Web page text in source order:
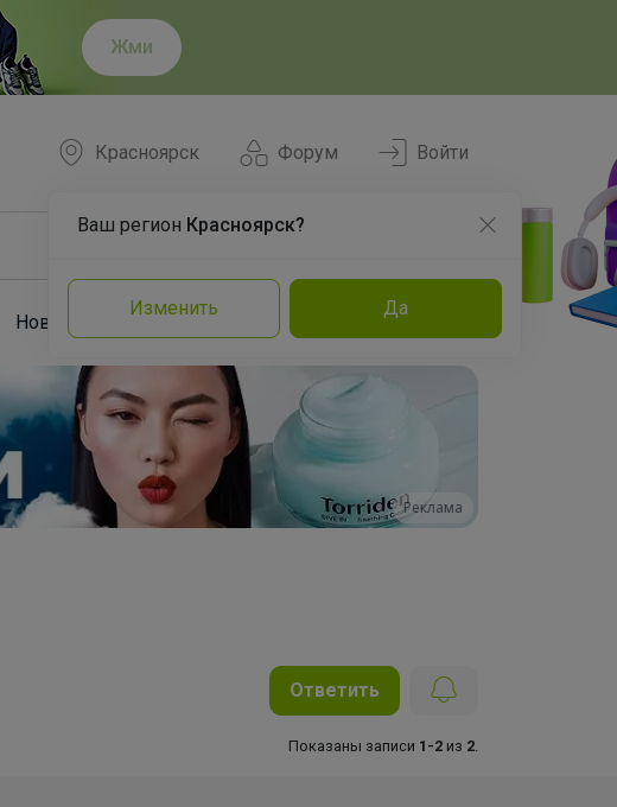
Жми
Форум
Красноярск
Ваш регион Красноярск?
Изменить Да
Войти
Новости Команда Эксперты
Реклама
Ответить
Показаны записи 1-2 из 2